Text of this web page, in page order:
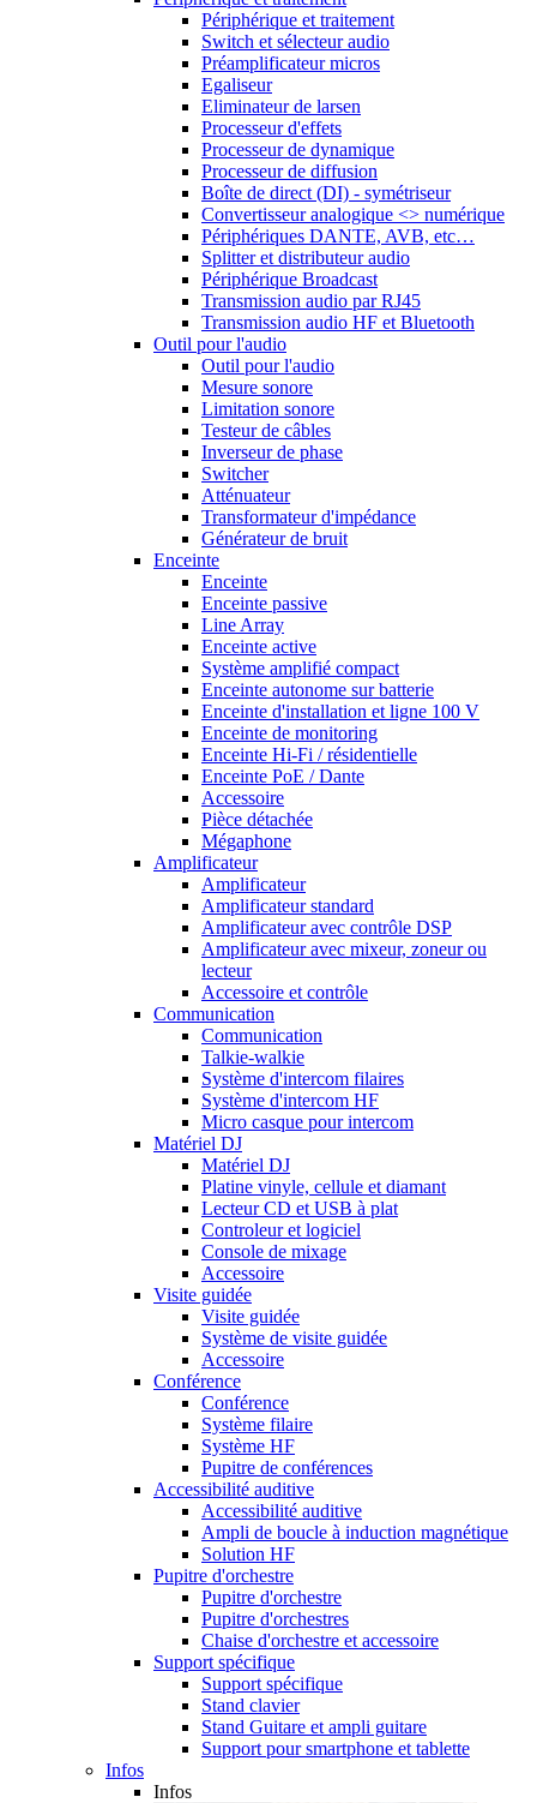
Périphérique et traitement
Switch et sélecteur audio
Préamplificateur micros
Egaliseur
Eliminateur de larsen
Processeur d'effets
Processeur de dynamique
Processeur de diffusion
Boîte de direct (DI) - symétriseur
Convertisseur analogique <> numérique
Périphériques DANTE, AVB, etc…
Splitter et distributeur audio
Périphérique Broadcast
Transmission audio par RJ45
Transmission audio HF et Bluetooth
Outil pour l'audio
Outil pour l'audio
Mesure sonore
Limitation sonore
Testeur de câbles
Inverseur de phase
Switcher
Atténuateur
Transformateur d'impédance
Générateur de bruit
Enceinte
Enceinte
Enceinte passive
Line Array
Enceinte active
Système amplifié compact
Enceinte autonome sur batterie
Enceinte d'installation et ligne 100 V
Enceinte de monitoring
Enceinte Hi-Fi / résidentielle
Enceinte PoE / Dante
Accessoire
Pièce détachée
Mégaphone
Amplificateur
Amplificateur
Amplificateur standard
Amplificateur avec contrôle DSP
Amplificateur avec mixeur, zoneur ou
lecteur
Accessoire et contrôle
Communication
Communication
Talkie-walkie
Système d'intercom filaires
Système d'intercom HF
Micro casque pour intercom
Matériel DJ
Matériel DJ
Platine vinyle, cellule et diamant
Lecteur CD et USB à plat
Controleur et logiciel
Console de mixage
Accessoire
Visite guidée
Visite guidée
Système de visite guidée
Accessoire
Conférence
Conférence
Système filaire
Système HF
Pupitre de conférences
Accessibilité auditive
Accessibilité auditive
Ampli de boucle à induction magnétique
Solution HF
Pupitre d'orchestre
Pupitre d'orchestre
Pupitre d'orchestres
Chaise d'orchestre et accessoire
Support spécifique
Support spécifique
Stand clavier
Stand Guitare et ampli guitare
Support pour smartphone et tablette
Infos
Infos